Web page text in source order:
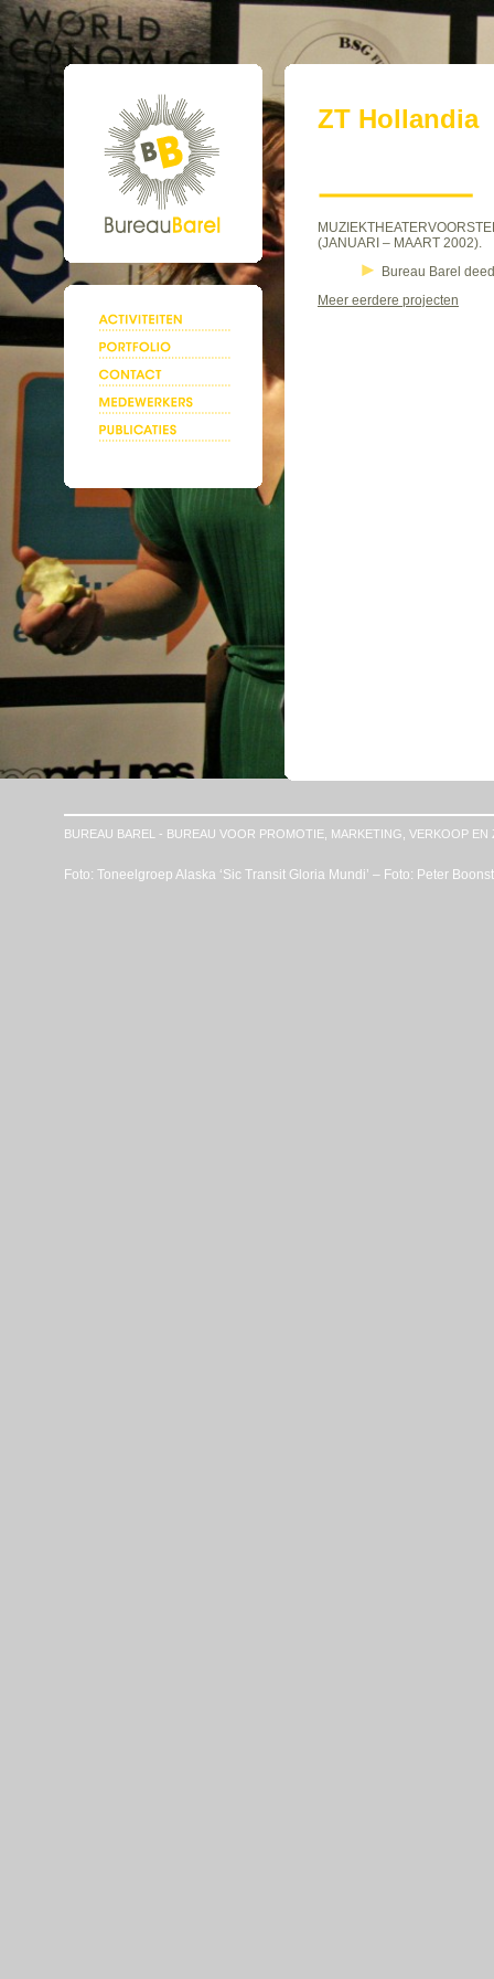
ZT Hollandia
(JANUARI – MAART 2002).
Bureau Barel
Meer eerdere projecten
BUREAU BAREL - BUREAU VOOR PROMOTIE, MARKETING, VERKOOP
Foto: Toneelgroep Alaska ‘Sic Transit Gloria Mundi’ – Foto: Peter